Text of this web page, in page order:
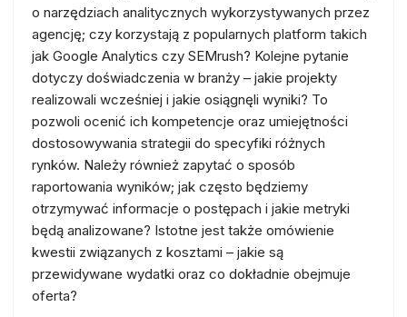
o narzędziach analitycznych wykorzystywanych przez
agencję; czy korzystają z popularnych platform takich
jak Google Analytics czy SEMrush? Kolejne pytanie
dotyczy doświadczenia w branży – jakie projekty
realizowali wcześniej i jakie osiągnęli wyniki? To
pozwoli ocenić ich kompetencje oraz umiejętności
dostosowywania strategii do specyfiki różnych
rynków. Należy również zapytać o sposób
raportowania wyników; jak często będziemy
otrzymywać informacje o postępach i jakie metryki
będą analizowane? Istotne jest także omówienie
kwestii związanych z kosztami – jakie są
przewidywane wydatki oraz co dokładnie obejmuje
oferta?